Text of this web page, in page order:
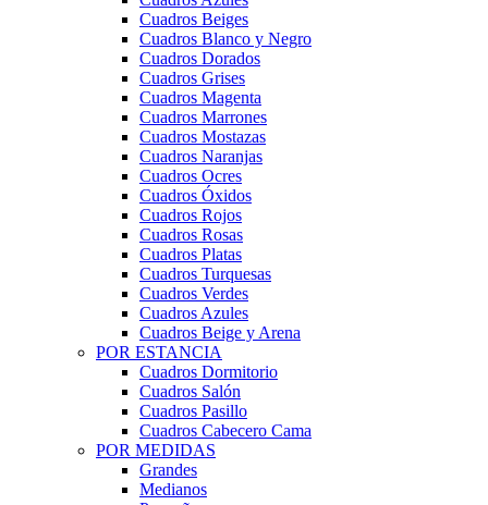
Cuadros Beiges
Cuadros Blanco y Negro
Cuadros Dorados
Cuadros Grises
Cuadros Magenta
Cuadros Marrones
Cuadros Mostazas
Cuadros Naranjas
Cuadros Ocres
Cuadros Óxidos
Cuadros Rojos
Cuadros Rosas
Cuadros Platas
Cuadros Turquesas
Cuadros Verdes
Cuadros Azules
Cuadros Beige y Arena
POR ESTANCIA
Cuadros Dormitorio
Cuadros Salón
Cuadros Pasillo
Cuadros Cabecero Cama
POR MEDIDAS
Grandes
Medianos